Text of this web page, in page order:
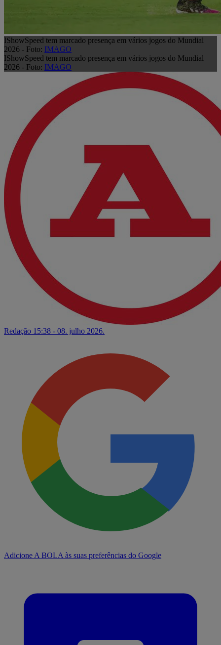
IShowSpeed tem marcado presença em vários jogos do Mundial
2026 - Foto: IMAGO
IShowSpeed tem marcado presença em vários jogos do Mundial
2026 - Foto: IMAGO
Redação 15:38 - 08. julho 2026.
Adicione A BOLA às suas preferências do Google